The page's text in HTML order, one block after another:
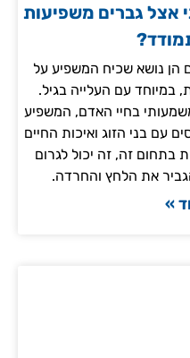
אצל גברים משפיעות
הן נושא שכיח המשפיע על
במיוחד עם העלייה בגיל.
בחיי האדם, המשפיע
עם בני הזוג ואיכות החיים
בתחום זה, זה יכול לגרום
את הלחץ והחרדה.
»